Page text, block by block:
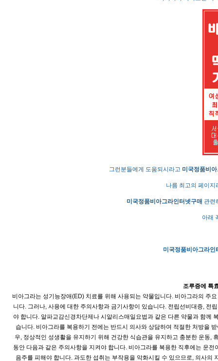
그런분들에게 도움되시라고 미국정품비­
나름 최고의 페이지
미국정품비­아그라인터넷구매 관련
아래
미국정품비­아그라인
조루증에 특
비아그라는 성기능장애(ED) 치료를 위해 사용되는 약물입니다. 비아그라의 주
니다. 그러나, 사용에 대한 주의사항과 금기사항이 있습니다. 전립선비대증,
야 합니다. 알파교감신경차단제나 시알리스매일요법과 같은 다른 약물과 함께
습니다. 비아그라를 복용하기 전에는 반드시 의사와 상담하여 적절한 처방을
우, 정상적인 성생활을 유지하기 위해 건강한 식습관을 유지하고 충분한 운동,
동안 다음과 같은 주의사항을 지켜야 합니다. 비아그라를 복용한 직후에는 운
음주를 피해야 합니다. 과도한 섭취는 부작용을 악화시킬 수 있으므로, 의사